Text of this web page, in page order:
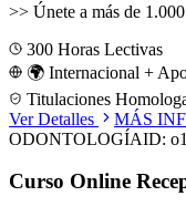
>> Únete a más de
300 Horas Lectivas
🌍 Internacional +
Titulaciones
Ver Detalles
MÁS
ODONTOLOGÍAID:
Curso Online